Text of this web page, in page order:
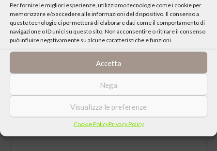
Per fornire le migliori esperienze, utilizziamo tecnologie come i cookie per
memorizzare e/o accedere alle informazioni del dispositivo. Il consenso a
queste tecnologie ci permetterà di elaborare dati come il comportamento di
navigazione o ID unici su questo sito. Non acconsentire o ritirare il consenso
può influire negativamente su alcune caratteristiche e funzioni.
Accetta
Nega
Visualizza le preferenze
Cookie PolicyPrivacy Policy
CONDIVIDI QUESTO EVENTO